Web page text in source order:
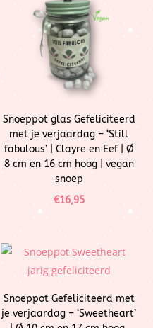
Snoeppot glas Gefeliciteerd
met je verjaardag – ‘Still
fabulous’ | Clayre en Eef | Ø
8 cm en 16 cm hoog | vegan
snoep
€16,95
Snoeppot Gefeliciteerd met
je verjaardag – ‘Sweetheart’